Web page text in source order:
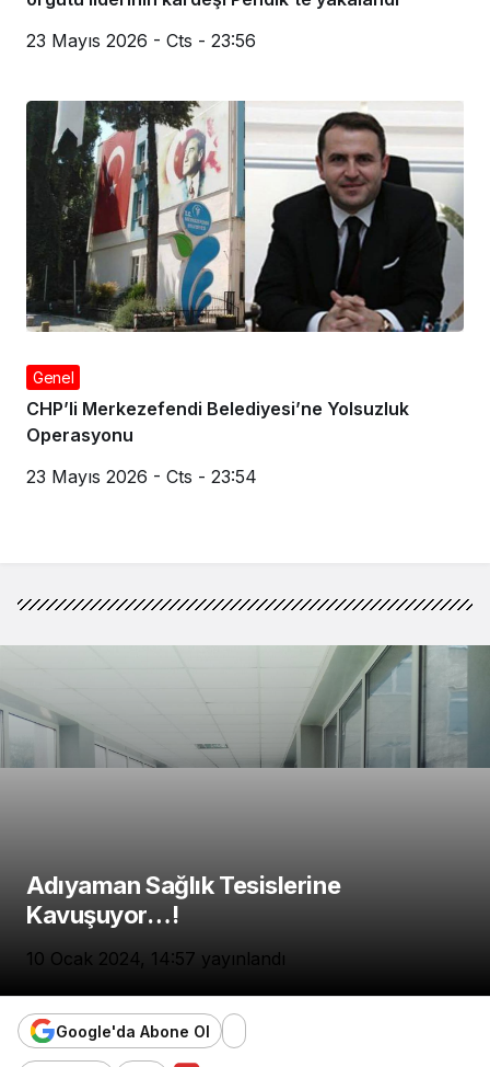
23 Mayıs 2026 - Cts - 23:56
Genel
CHP’li Merkezefendi Belediyesi’ne Yolsuzluk
Operasyonu
23 Mayıs 2026 - Cts - 23:54
Adıyaman Sağlık Tesislerine
Kavuşuyor…!
10 Ocak 2024, 14:57 yayınlandı
Google'da Abone Ol